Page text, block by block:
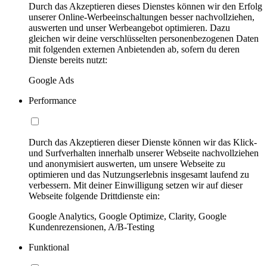
Durch das Akzeptieren dieses Dienstes können wir den Erfolg
unserer Online-Werbeeinschaltungen besser nachvollziehen,
auswerten und unser Werbeangebot optimieren. Dazu
gleichen wir deine verschlüsselten personenbezogenen Daten
mit folgenden externen Anbietenden ab, sofern du deren
Dienste bereits nutzt:
Google Ads
Performance
Durch das Akzeptieren dieser Dienste können wir das Klick-
und Surfverhalten innerhalb unserer Webseite nachvollziehen
und anonymisiert auswerten, um unsere Webseite zu
optimieren und das Nutzungserlebnis insgesamt laufend zu
verbessern. Mit deiner Einwilligung setzen wir auf dieser
Webseite folgende Drittdienste ein:
Google Analytics, Google Optimize, Clarity, Google
Kundenrezensionen, A/B-Testing
Funktional